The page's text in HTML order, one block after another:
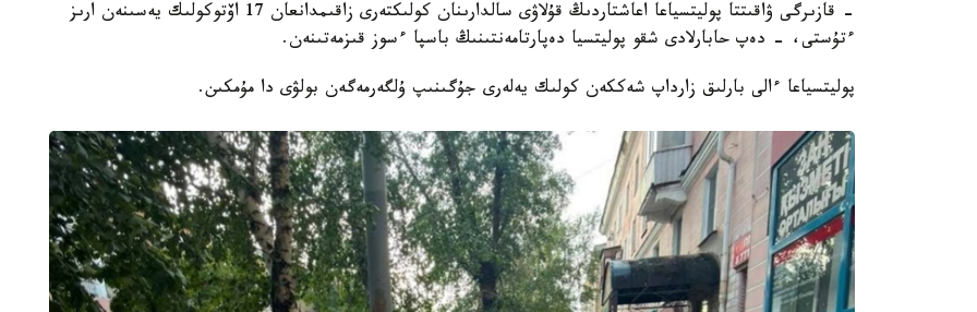
- قازىرگى ۋاقىتتا پوليتسياعا اعاشتاردىڭ قۇلاۋى سالدارىنان كولىكتەرى زاقىمدانعان 17 اۆتوكولىك يەسىنەن ارىز
ءتۇستى، - دەپ حابارلادى شقو پوليتسيا دەپارتامەنتىنىڭ باسپا ءسوز قىزمەتىنەن.
پوليتسياعا ءالى بارلىق زارداپ شەككەن كولىك يەلەرى جۇگىنىپ ۇلگەرمەگەن بولۋى دا مۇمكىن.